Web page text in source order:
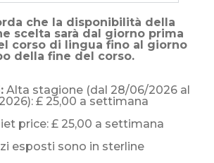
che la disponibilità della
scelta sarà dal giorno prima
corso di lingua fino al giorno
della fine del corso.
Alta stagione (dal 28/06/2026 al
£ 25,00 a settimana
price: £ 25,00 a settimana
esposti sono in sterline